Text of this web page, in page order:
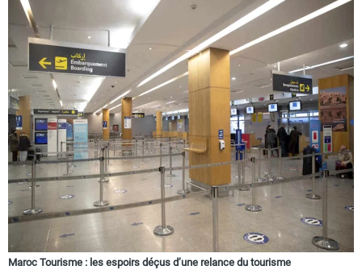
Maroc Tourisme : les espoirs déçus d’une relance du tourisme